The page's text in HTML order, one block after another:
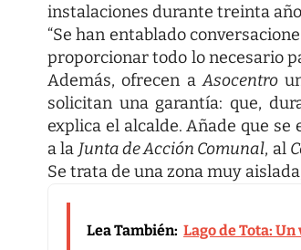
instalaciones durante treinta
“Se han entablado
proporcionar todo lo necesario
Además, ofrecen aAsocentro
solicitan una garantía: que,
explica el alcalde. Añade que
a la Junta de Acción Comunal, al
Se trata de una zona muy
Lea También: Lago de Tota: